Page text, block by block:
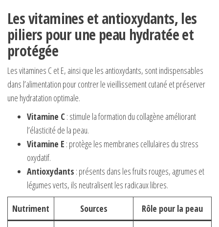
Les vitamines et antioxydants, les
piliers pour une peau hydratée et
protégée
Les vitamines C et E, ainsi que les antioxydants, sont indispensables
dans l’alimentation pour contrer le vieillissement cutané et préserver
une hydratation optimale.
Vitamine C : stimule la formation du collagène améliorant
l’élasticité de la peau.
Vitamine E : protège les membranes cellulaires du stress
oxydatif.
Antioxydants : présents dans les fruits rouges, agrumes et
légumes verts, ils neutralisent les radicaux libres.
Nutriment
Sources Rôle pour la peau